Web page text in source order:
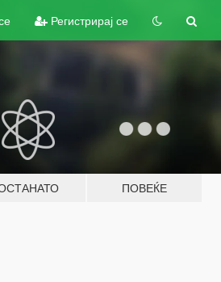
Регистрирај се
ПОВЕЌЕ